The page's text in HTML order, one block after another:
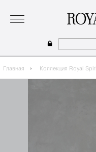
Главная Коллекция Royal